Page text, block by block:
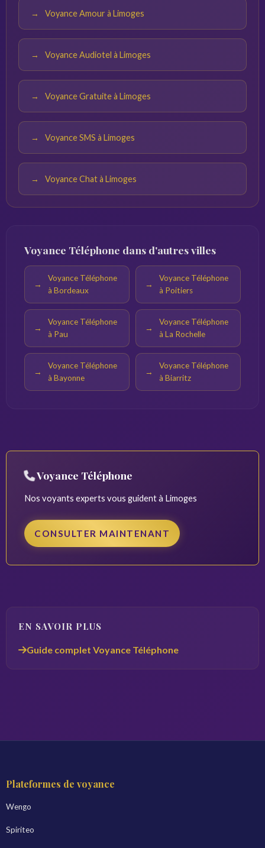
Voyance Amour à Limoges
Voyance Audiotel à Limoges
Voyance Gratuite à Limoges
Voyance SMS à Limoges
Voyance Chat à Limoges
Voyance Téléphone dans d'autres villes
Voyance Téléphone
à Bordeaux
Voyance Téléphone
à Poitiers
Voyance Téléphone
à Pau
Voyance Téléphone
à La Rochelle
Voyance Téléphone
à Bayonne
Voyance Téléphone
à Biarritz
Voyance Téléphone
Nos voyants experts vous guident à Limoges
CONSULTER MAINTENANT
EN SAVOIR PLUS
Guide complet Voyance Téléphone
Plateformes de voyance
Wengo
Spiriteo